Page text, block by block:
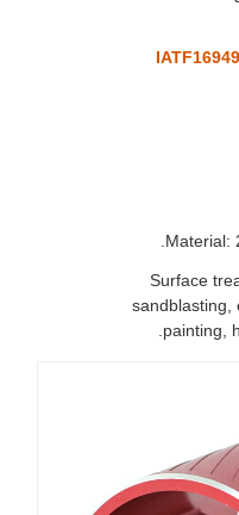
Material:
Surface
sandblasting,
painting,